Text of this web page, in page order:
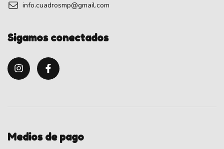
info.cuadrosmp@gmail.com
Sigamos conectados
Medios de pago